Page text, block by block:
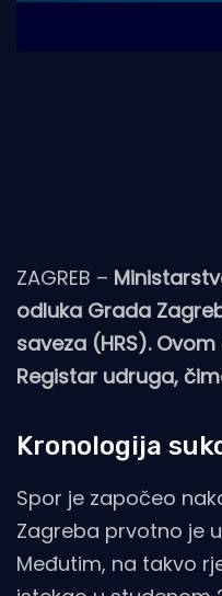
ZAGREB –
odluka Grada
saveza (HRS).
Registar udruga,
Kronologija
Spor je započeo
Zagreba prvotno je
Međutim, na takvo